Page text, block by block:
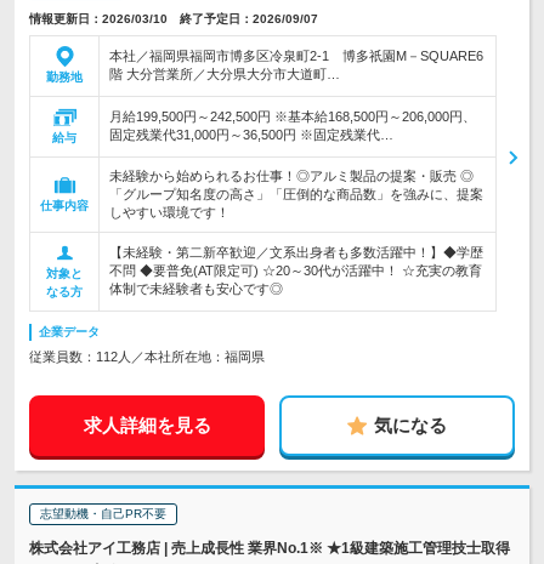
情報更新日：2026/03/10 終了予定日：2026/09/07
勤務地
本社／福岡県福岡市博多区冷泉町2‐1 博多祇園M－SQUARE6
階 大分営業所／大分県大分市大道町…
給与
月給199,500円～242,500円 ※基本給168,500円～206,000円、
固定残業代31,000円～36,500円 ※固定残業代…
仕事内容
未経験から始められるお仕事！◎アルミ製品の提案・販売 ◎
「グループ知名度の高さ」「圧倒的な商品数」を強みに、提案
しやすい環境です！
対象と
なる方
【未経験・第二新卒歓迎／文系出身者も多数活躍中！】◆学歴
不問 ◆要普免(AT限定可) ☆20～30代が活躍中！ ☆充実の教育
体制で未経験者も安心です◎
企業データ
従業員数：112人／本社所在地：福岡県
求人詳細を見る 気になる
志望動機・自己PR不要
株式会社アイ工務店 | 売上成長性 業界No.1※ ★1級建築施工管理技士取得